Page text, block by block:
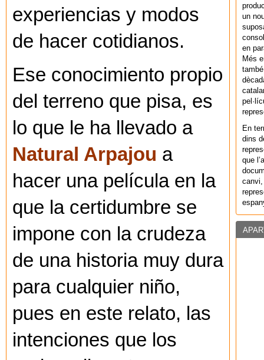
experiencias y modos
de hacer cotidianos.
Ese conocimiento propio
del terreno que pisa, es
lo que le ha llevado a
Natural Arpajou a
hacer una película en la
que la certidumbre se
impone con la crudeza
de una historia muy dura
para cualquier niño,
pues en este relato, las
intenciones que los
un
en
Més
En
dins
que
canvi,